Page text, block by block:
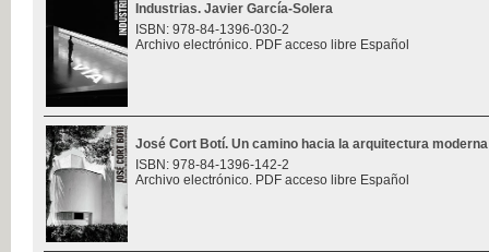
Industrias. Javier García-Solera
ISBN: 978-84-1396-030-2
Archivo electrónico. PDF acceso libre Español
José Cort Botí. Un camino hacia la arquitectura moderna
ISBN: 978-84-1396-142-2
Archivo electrónico. PDF acceso libre Español